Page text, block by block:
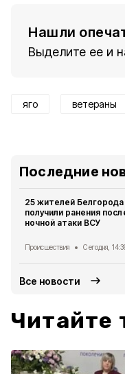
Нашли
Выделите ее и
яго ветераны
Последние
25 жителей Белгорода
получили ранения
ночной атаки ВСУ
Происшествия Сегодня,
Все новости
Читайте